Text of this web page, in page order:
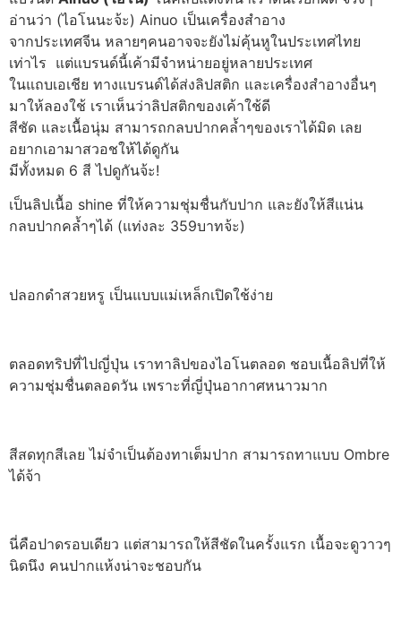
อ่านว่า (ไอโนนะจ้ะ) Ainuo เป็นเครื่องสำอาง
จากประเทศจีน หลายๆคนอาจจะยังไม่คุ้นหูในประเทศไทย
เท่าไร แต่แบรนด์นี้เค้ามีจำหน่ายอยู่หลายประเทศ
ในแถบเอเชีย ทางแบรนด์ได้ส่งลิปสติก และเครื่องสำอางอื่นๆ
มาให้ลองใช้ เราเห็นว่าลิปสติกของเค้าใช้ดี
สีชัด และเนื้อนุ่ม สามารถกลบปากคล้ำๆของเราได้มิด เลย
อยากเอามาสวอชให้ได้ดูกัน
มีทั้งหมด 6 สี ไปดูกันจ้ะ!
เป็นลิปเนื้อ shine ที่ให้ความชุ่มชื่นกับปาก และยังให้สีแน่น
กลบปากคล้ำๆได้ (แท่งละ 359บาทจ้ะ)
ปลอกดำสวยหรู เป็นแบบแม่เหล็กเปิดใช้ง่าย
ตลอดทริปที่ไปญี่ปุ่น เราทาลิปของไอโนตลอด ชอบเนื้อลิปที่ให้
ความชุ่มชื่นตลอดวัน เพราะที่ญี่ปุ่นอากาศหนาวมาก
สีสดทุกสีเลย ไม่จำเป็นต้องทาเต็มปาก สามารถทาแบบ Ombre
ได้จ้า
นี่คือปาดรอบเดียว แต่สามารถให้สีชัดในครั้งแรก เนื้อจะดูวาวๆ
นิดนึง คนปากแห้งน่าจะชอบกัน